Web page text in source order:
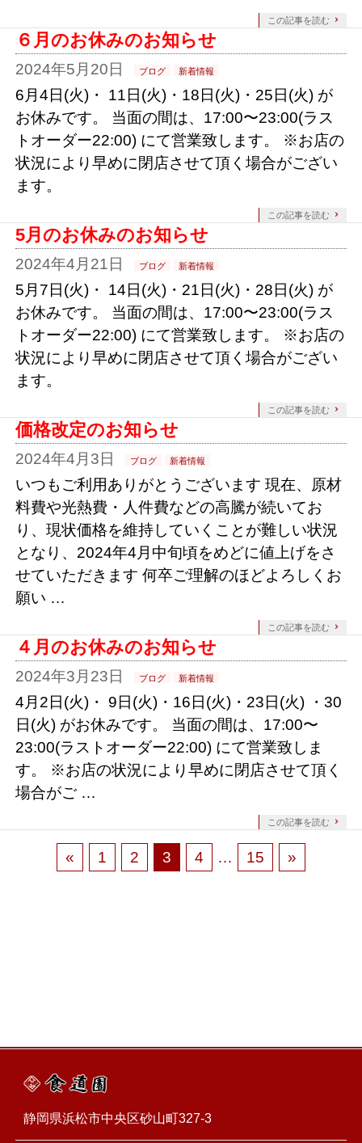
この記事を読む
６月のお休みのお知らせ
2024年5月20日 ブログ 新着情報
6月4日(火)・ 11日(火)・18日(火)・25日(火) が
お休みです。 当面の間は、17:00〜23:00(ラス
トオーダー22:00) にて営業致します。 ※お店の
状況により早めに閉店させて頂く場合がござい
ます。
この記事を読む
5月のお休みのお知らせ
2024年4月21日 ブログ 新着情報
5月7日(火)・ 14日(火)・21日(火)・28日(火) が
お休みです。 当面の間は、17:00〜23:00(ラス
トオーダー22:00) にて営業致します。 ※お店の
状況により早めに閉店させて頂く場合がござい
ます。
この記事を読む
価格改定のお知らせ
2024年4月3日 ブログ 新着情報
いつもご利用ありがとうございます 現在、原材
料費や光熱費・人件費などの高騰が続いてお
り、現状価格を維持していくことが難しい状況
となり、2024年4月中旬頃をめどに値上げをさ
せていただきます 何卒ご理解のほどよろしくお
願い …
この記事を読む
４月のお休みのお知らせ
2024年3月23日 ブログ 新着情報
4月2日(火)・ 9日(火)・16日(火)・23日(火) ・30
日(火) がお休みです。 当面の間は、17:00〜
23:00(ラストオーダー22:00) にて営業致しま
す。 ※お店の状況により早めに閉店させて頂く
場合がご …
この記事を読む
« 1 2 3 4 … 15 »
静岡県浜松市中央区砂山町327-3